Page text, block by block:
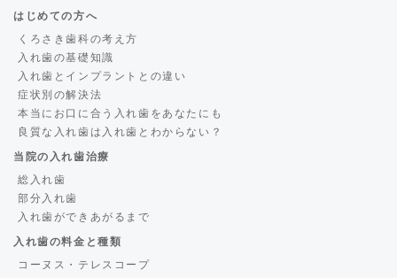
はじめての方へ
くろさき歯科の考え方
入れ歯の基礎知識
入れ歯とインプラントとの違い
症状別の解決法
本当にお口に合う入れ歯をあなたにも
良質な入れ歯は入れ歯とわからない？
当院の入れ歯治療
総入れ歯
部分入れ歯
入れ歯ができあがるまで
入れ歯の料金と種類
コーヌス・テレスコープ